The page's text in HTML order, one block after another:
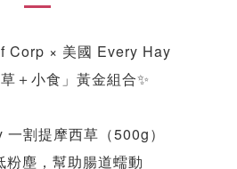
Corp × 美國 Every Hay
＋小食」黃金組合✨
割提摩西草（500g）
粉塵，幫助腸道蠕動